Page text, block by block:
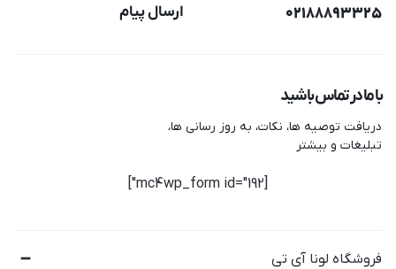
02188893325 ارسال پیام
با ما در تماس باشید
دریافت توصیه ها، نکات، به روز رسانی ها،
تبلیغات و بیشتر
[mc4wp_form id="192"]
فروشگاه لونا آی تی